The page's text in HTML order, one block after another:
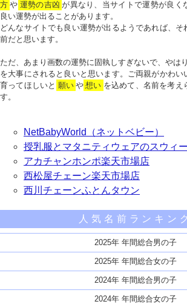
方 や 運勢の吉凶 が異なり、当サイトで運勢が良く
良い運勢が出ることがあります。
どんなサイトでも良い運勢が出るようであれば、そ
前だと思います。
ただ、あまり画数の運勢に固執しすぎないで、やは
を大事にされると良いと思います。ご両親がかわい
育ってほしいと 願い や 想い を込めて、名前を考え
す。
NetBabyWorld（ネットベビー）
授乳服とマタニティウェアのスウィ
アカチャンホンポ楽天市場店
西松屋チェーン楽天市場店
西川チェーンふとんタウン
人気名前ランキン
2025年 年間総合男の子
2025年 年間総合女の子
2024年 年間総合男の子
2024年 年間総合女の子